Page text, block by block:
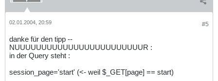
#5
02.01.2004, 20:59
danke für den tipp --
NUUUUUUUUUUUUUUUUUUUUUUUUR :
in der Query steht :
session_page='start' (<- weil $_GET[page] == start)